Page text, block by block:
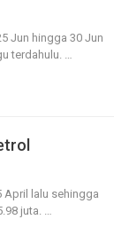
Jun hingga 30 Jun
terdahulu. …
April lalu sehingga
juta.